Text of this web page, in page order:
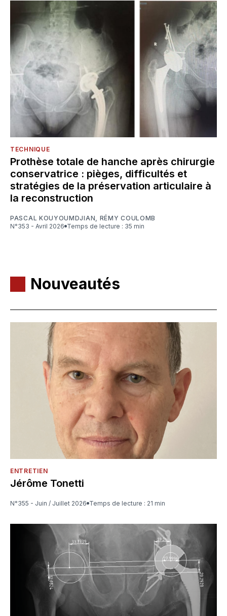
TECHNIQUE
Prothèse totale de hanche après chirurgie
conservatrice : pièges, difficultés et
stratégies de la préservation articulaire à
la reconstruction
PASCAL KOUYOUMDJIAN
RÉMY COULOMB
N°353 - Avril 2026
Temps de lecture : 35 min
Nouveautés
ENTRETIEN
Jérôme Tonetti
N°355 - Juin / Juillet 2026 Temps de lecture : 21 min